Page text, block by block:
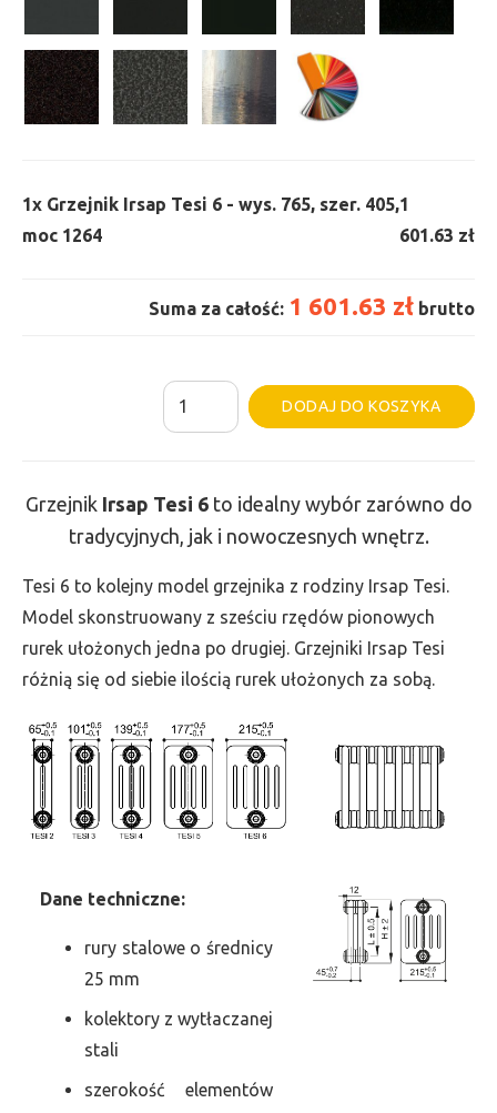
1x Grzejnik Irsap Tesi 6 - wys. 765, szer. 405,
moc 1264
1
601.63 zł
Suma za całość: 1 601.63 zł brutto
ilość
Grzejnik
-
wys.
765,
szer.
405,
1264
DODAJ DO KOSZYKA
Grzejnik Irsap Tesi 6to idealny wybór zarówno do
tradycyjnych, jak i nowoczesnych wnętrz.
Tesi 6 to kolejny model grzejnika z rodziny Irsap Tesi.
Model skonstruowany z sześciu rzędów pionowych
rurek ułożonych jedna po drugiej. Grzejniki Irsap Tesi
różnią się od siebie ilością rurek ułożonych za sobą.
Dane techniczne:
rury stalowe o średnicy
25 mm
kolektory z wytłaczanej
stali
szerokość elementów